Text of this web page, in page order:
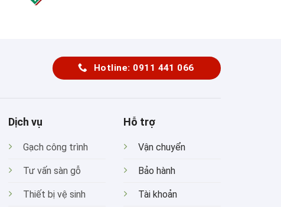
Hotline: 0911 441 066
Dịch vụ
Gạch công trình
Tư vấn sàn gỗ
Thiết bị vệ sinh
Hỗ trợ
Vận chuyển
Bảo hành
Tài khoản